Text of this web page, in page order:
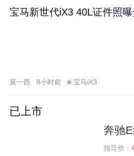
宝马新世代iX3 40L证件照
莫一西 9小时前 # 宝马iX3
已上市
奔驰
指导价：